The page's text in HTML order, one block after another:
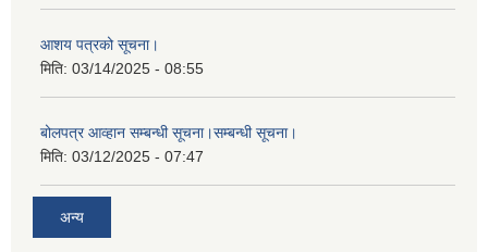
आशय पत्रको सूचना।
मिति: 03/14/2025 - 08:55
बोलपत्र आव्हान सम्बन्धी सूचना।सम्बन्धी सूचना।
मिति: 03/12/2025 - 07:47
अन्य